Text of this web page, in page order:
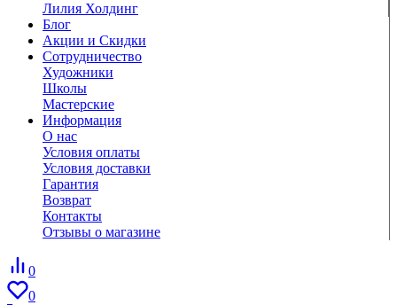
Лилия Холдинг
Блог
Акции и Скидки
Сотрудничество
Художники
Школы
Мастерские
Информация
О нас
Условия оплаты
Условия доставки
Гарантия
Возврат
Контакты
Отзывы о магазине
0
0